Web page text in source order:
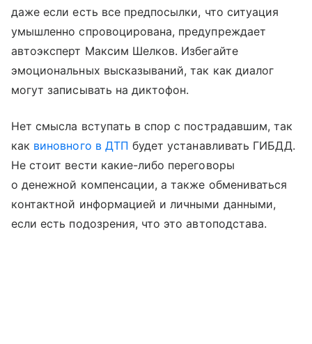
даже если есть все предпосылки, что ситуация
умышленно спровоцирована, предупреждает
автоэксперт Максим Шелков. Избегайте
эмоциональных высказываний, так как диалог
могут записывать на диктофон.
Нет смысла вступать в спор с пострадавшим, так
как виновного в ДТП будет устанавливать ГИБДД.
Не стоит вести какие-либо переговоры
о денежной компенсации, а также обмениваться
контактной информацией и личными данными,
если есть подозрения, что это автоподстава.